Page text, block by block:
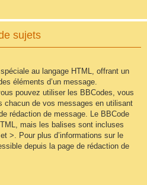
sujets
au langage HTML, offrant un
éléments d’un message.
pouvez utiliser les BBCodes, vous
chacun de vos messages en utilisant
rédaction de message. Le BBCode
mais les balises sont incluses
>. Pour plus d’informations sur le
depuis la page de rédaction de